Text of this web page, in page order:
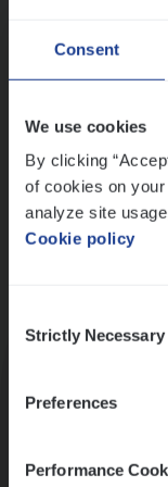
Consent
We use cookies
By clicking
of cookies on
analyze site
Cookie policy
Selection
Strictly
Preferences
Performance
Ons